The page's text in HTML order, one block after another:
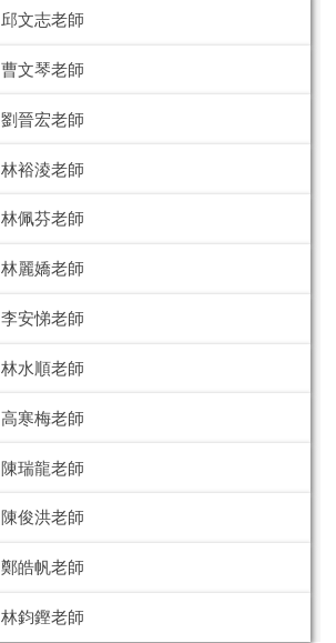
邱文志老師
曹文琴老師
劉晉宏老師
林裕淩老師
林佩芬老師
林麗嬌老師
李安悌老師
林水順老師
高寒梅老師
陳瑞龍老師
陳俊洪老師
鄭皓帆老師
林鈞鏗老師